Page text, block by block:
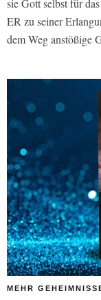
sie Gott selbst für
ER zu seiner
dem Weg anstößige
MEHR